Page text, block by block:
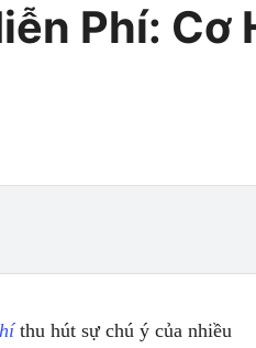
Phí: Cơ
thu hút sự chú ý của nhiều